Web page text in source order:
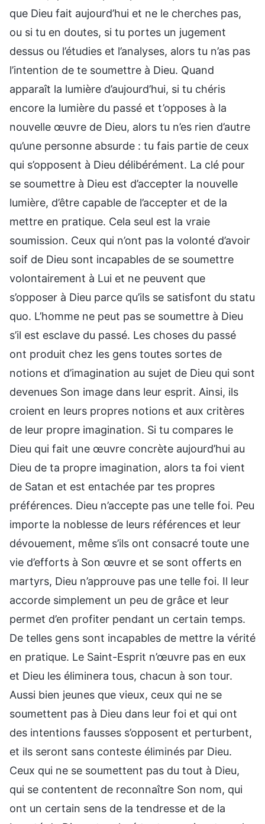
que Dieu fait aujourd’hui et ne le cherches pas,
ou si tu en doutes, si tu portes un jugement
dessus ou l’étudies et l’analyses, alors tu n’as pas
l’intention de te soumettre à Dieu. Quand
apparaît la lumière d’aujourd’hui, si tu chéris
encore la lumière du passé et t’opposes à la
nouvelle œuvre de Dieu, alors tu n’es rien d’autre
qu’une personne absurde : tu fais partie de ceux
qui s’opposent à Dieu délibérément. La clé pour
se soumettre à Dieu est d’accepter la nouvelle
lumière, d’être capable de l’accepter et de la
mettre en pratique. Cela seul est la vraie
soumission. Ceux qui n’ont pas la volonté d’avoir
soif de Dieu sont incapables de se soumettre
volontairement à Lui et ne peuvent que
s’opposer à Dieu parce qu’ils se satisfont du statu
quo. L’homme ne peut pas se soumettre à Dieu
s’il est esclave du passé. Les choses du passé
ont produit chez les gens toutes sortes de
notions et d’imagination au sujet de Dieu qui sont
devenues Son image dans leur esprit. Ainsi, ils
croient en leurs propres notions et aux critères
de leur propre imagination. Si tu compares le
Dieu qui fait une œuvre concrète aujourd’hui au
Dieu de ta propre imagination, alors ta foi vient
de Satan et est entachée par tes propres
préférences. Dieu n’accepte pas une telle foi. Peu
importe la noblesse de leurs références et leur
dévouement, même s’ils ont consacré toute une
vie d’efforts à Son œuvre et se sont offerts en
martyrs, Dieu n’approuve pas une telle foi. Il leur
accorde simplement un peu de grâce et leur
permet d’en profiter pendant un certain temps.
De telles gens sont incapables de mettre la vérité
en pratique. Le Saint-Esprit n’œuvre pas en eux
et Dieu les éliminera tous, chacun à son tour.
Aussi bien jeunes que vieux, ceux qui ne se
soumettent pas à Dieu dans leur foi et qui ont
des intentions fausses s’opposent et perturbent,
et ils seront sans conteste éliminés par Dieu.
Ceux qui ne se soumettent pas du tout à Dieu,
qui se contentent de reconnaître Son nom, qui
ont un certain sens de la tendresse et de la